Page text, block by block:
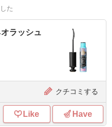
た
ラッシュ
クチコミする
Like Have